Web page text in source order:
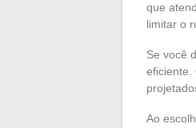
que
limitar o
Se você
eficiente.
Ao